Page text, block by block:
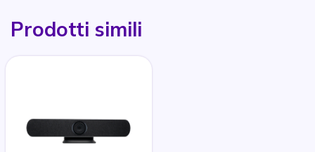
Prodotti simili